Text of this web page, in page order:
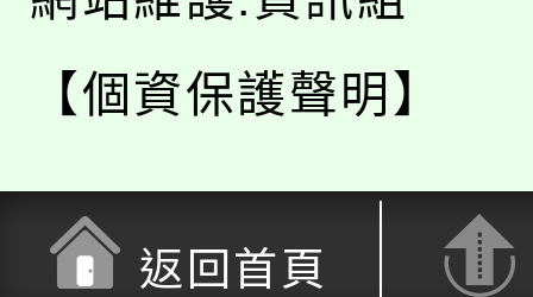
【個資保護聲明】
返回首頁